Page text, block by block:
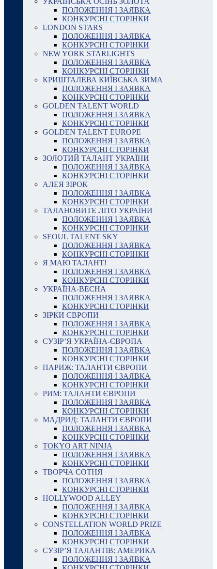
ПОЛОЖЕННЯ І ЗАЯВКА
КОНКУРСНІ СТОРІНКИ
LONDON STARS
ПОЛОЖЕННЯ І ЗАЯВКА
КОНКУРСНІ СТОРІНКИ
NEW YORK STARLIGHTS
ПОЛОЖЕННЯ І ЗАЯВКА
КОНКУРСНІ СТОРІНКИ
КРИШТАЛЕВА КИЇВСЬКА ЗИМА
ПОЛОЖЕННЯ І ЗАЯВКА
КОНКУРСНІ СТОРІНКИ
GOLDEN TALENT WORLD
ПОЛОЖЕННЯ І ЗАЯВКА
КОНКУРСНІ СТОРІНКИ
GOLDEN TALENT EUROPE
ПОЛОЖЕННЯ І ЗАЯВКА
КОНКУРСНІ СТОРІНКИ
ЗОЛОТИЙ ТАЛАНТ УКРАЇНИ
ПОЛОЖЕННЯ І ЗАЯВКА
КОНКУРСНІ СТОРІНКИ
АЛЕЯ ЗІРОК
ПОЛОЖЕННЯ І ЗАЯВКА
КОНКУРСНІ СТОРІНКИ
ТАЛАНОВИТЕ ЛІТО УКРАЇНИ
ПОЛОЖЕННЯ І ЗАЯВКА
КОНКУРСНІ СТОРІНКИ
SEOUL TALENT SKY
ПОЛОЖЕННЯ І ЗАЯВКА
КОНКУРСНІ СТОРІНКИ
Я МАЮ ТАЛАНТ!
ПОЛОЖЕННЯ І ЗАЯВКА
КОНКУРСНІ СТОРІНКИ
УКРАЇНА-ВЕСНА
ПОЛОЖЕННЯ І ЗАЯВКА
КОНКУРСНІ СТОРІНКИ
ЗІРКИ ЄВРОПИ
ПОЛОЖЕННЯ І ЗАЯВКА
КОНКУРСНІ СТОРІНКИ
СУЗІР’Я УКРАЇНА-ЄВРОПА
ПОЛОЖЕННЯ І ЗАЯВКА
КОНКУРСНІ СТОРІНКИ
ПАРИЖ: ТАЛАНТИ ЄВРОПИ
ПОЛОЖЕННЯ І ЗАЯВКА
КОНКУРСНІ СТОРІНКИ
РИМ: ТАЛАНТИ ЄВРОПИ
ПОЛОЖЕННЯ І ЗАЯВКА
КОНКУРСНІ СТОРІНКИ
МАДРИД: ТАЛАНТИ ЄВРОПИ
ПОЛОЖЕННЯ І ЗАЯВКА
КОНКУРСНІ СТОРІНКИ
TOKYO ART NINJA
ПОЛОЖЕННЯ І ЗАЯВКА
КОНКУРСНІ СТОРІНКИ
ТВОРЧА СОТНЯ
ПОЛОЖЕННЯ І ЗАЯВКА
КОНКУРСНІ СТОРІНКИ
HOLLYWOOD ALLEY
ПОЛОЖЕННЯ І ЗАЯВКА
КОНКУРСНІ СТОРІНКИ
CONSTELLATION WORLD PRIZE
ПОЛОЖЕННЯ І ЗАЯВКА
КОНКУРСНІ СТОРІНКИ
СУЗІР’Я ТАЛАНТІВ: АМЕРИКА
ПОЛОЖЕННЯ І ЗАЯВКА